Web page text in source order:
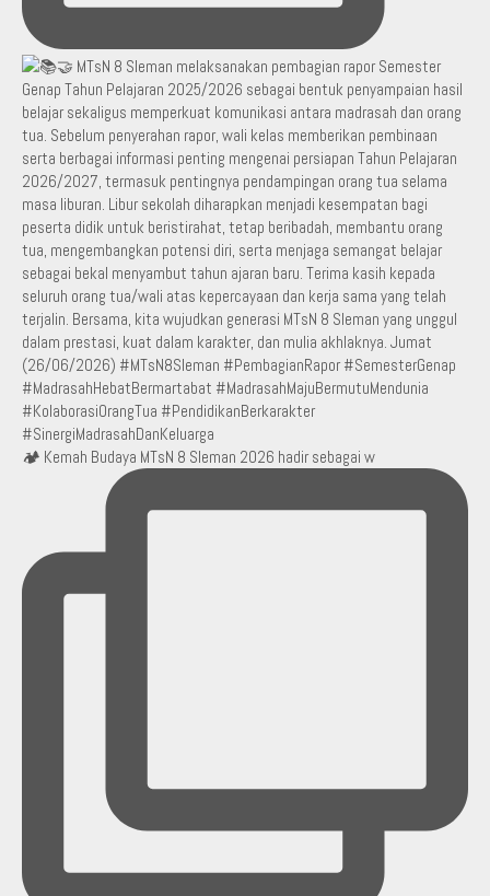
🏕️ Kemah Budaya MTsN 8 Sleman 2026 hadir sebagai w